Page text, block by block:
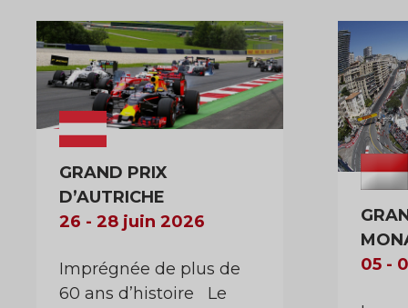
GRAND PRIX
D’AUTRICHE
26 - 28 juin 2026
Imprégnée de plus de
60 ans d’histoire Le
05 -